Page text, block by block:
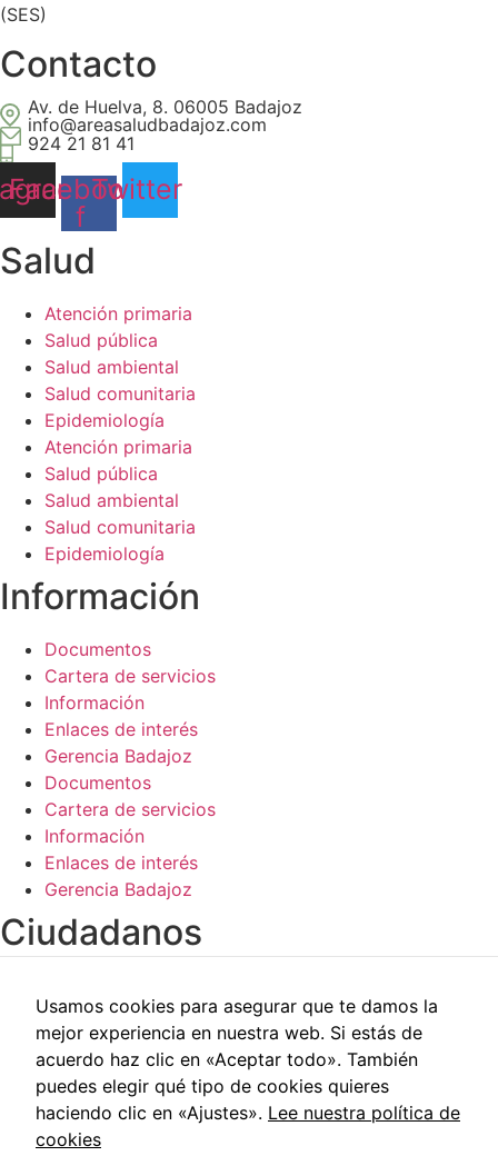
(SES)
Contacto
Av. de Huelva, 8. 06005 Badajoz
info@areasaludbadajoz.com
924 21 81 41
Facebook-
f
Twitter
Salud​
Atención primaria
Salud pública
Salud ambiental
Salud comunitaria
Epidemiología
Atención primaria
Salud pública
Salud ambiental
Salud comunitaria
Epidemiología
Información​
Documentos
Cartera de servicios
Información
Enlaces de interés
Gerencia Badajoz
Documentos
Cartera de servicios
Información
Enlaces de interés
Gerencia Badajoz
Ciudadanos​
Centros de salud
Trabajo social
Reclamaciones
Cita previa
Carpeta del paciente
Centros de salud
Usamos cookies para asegurar que te damos la
mejor experiencia en nuestra web. Si estás de
acuerdo haz clic en «Aceptar todo». También
puedes elegir qué tipo de cookies quieres
haciendo clic en «Ajustes». Lee nuestra política de
cookies